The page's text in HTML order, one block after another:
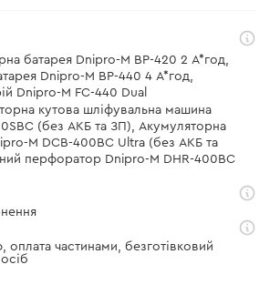
батарея Dnipro-M BP-420 2 А*год,
Dnipro-M BP-440 4 А*год,
Dnipro-M FC-440 Dual
кутова шліфувальна машина
(без АКБ та ЗП), Акумуляторна
M DCB-400BC Ultra (без АКБ та
перфоратор Dnipro-M DHR-400BC
оплата частинами, безготівковий